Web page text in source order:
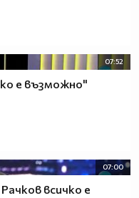
07:52
е възможно"
07:00
всичко е